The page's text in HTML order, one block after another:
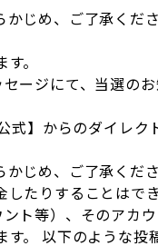
じめ、ご了承くださ
。
ージにて、当選のお
式】からのダイレク
じめ、ご了承くださ
たりすることはでき
ト等）、そのアカ
。 以下のような投